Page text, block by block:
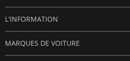
L'INFORMATION
MARQUES DE VOITURE